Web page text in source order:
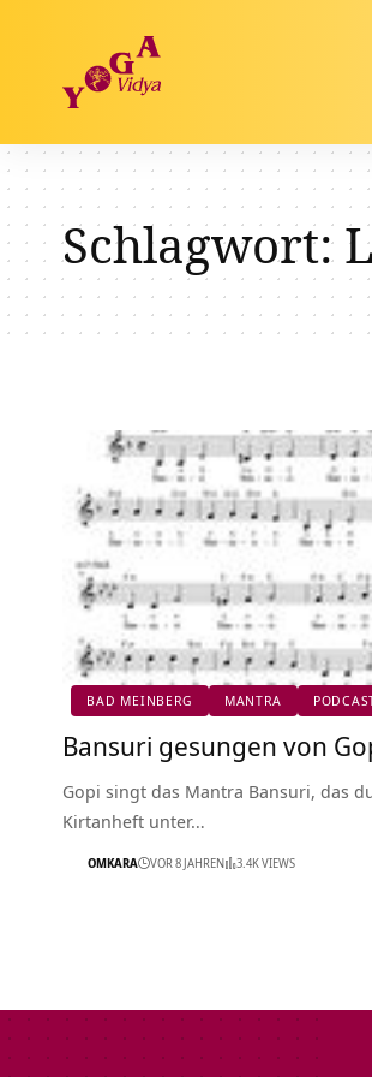
Schlagwort:
BAD MEINBERG MANTRA
Bansuri gesungen von
Gopi singt das Mantra Bansuri, das
Kirtanheft unter…
OMKARA VOR 8 JAHREN 3.4K VIEWS